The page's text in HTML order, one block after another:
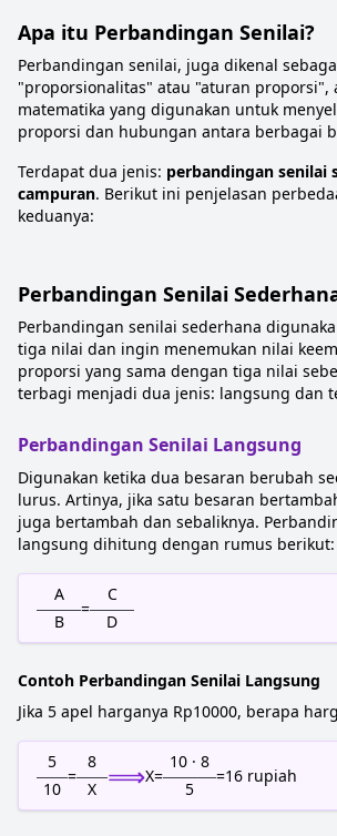
Apa itu Perbandingan Senilai?
Perbandingan senilai, juga dikenal
"proporsionalitas" atau "aturan proporsi",
matematika yang digunakan untuk
proporsi dan hubungan antara berbagai
Terdapat dua jenis: perbandingan senilai
campuran. Berikut ini penjelasan
keduanya:
Perbandingan Senilai
Perbandingan senilai sederhana
tiga nilai dan ingin menemukan nilai
proporsi yang sama dengan tiga nilai
terbagi menjadi dua jenis: langsung dan
Perbandingan Senilai Langsung
Digunakan ketika dua besaran berubah
lurus. Artinya, jika satu besaran
juga bertambah dan sebaliknya.
langsung dihitung dengan rumus berikut:
A
B
=
C
D
Contoh Perbandingan Senilai Langsung
Jika 5 apel harganya Rp10000, berapa
5
10
=
8
X ⟹X=
10 · 8
5
=16 rupiah